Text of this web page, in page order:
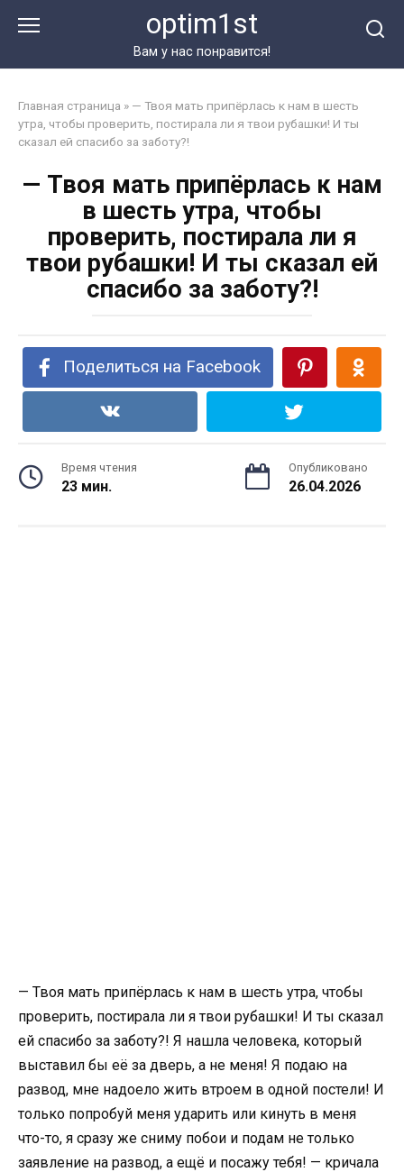
optim1st
Вам у нас понравится!
Главная страница » — Твоя мать припёрлась к нам в шесть
утра, чтобы проверить, постирала ли я твои рубашки! И ты
сказал ей спасибо за заботу?!
— Твоя мать припёрлась к нам
в шесть утра, чтобы
проверить, постирала ли я
твои рубашки! И ты сказал ей
спасибо за заботу?!
Поделиться на Facebook
Время чтения
23 мин.
Опубликовано
26.04.2026
— Твоя мать припёрлась к нам в шесть утра, чтобы
проверить, постирала ли я твои рубашки! И ты сказал
ей спасибо за заботу?! Я нашла человека, который
выставил бы её за дверь, а не меня! Я подаю на
развод, мне надоело жить втроем в одной постели! И
только попробуй меня ударить или кинуть в меня
что-то, я сразу же сниму побои и подам не только
заявление на развод, а ещё и посажу тебя! — кричала